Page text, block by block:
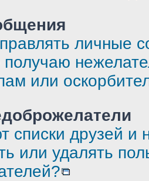
личные
получаю
или
списки друзей и
или удалять